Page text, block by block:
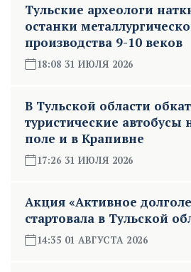
Тульские археологи
останки
производства 9-10 веков
18:08 31 ИЮЛЯ 2026
В Тульской области
туристические автобусы
поле и в Крапивне
17:26 31 ИЮЛЯ 2026
Акция «Активное
стартовала в Тульской
14:35 01 АВГУСТА 2026